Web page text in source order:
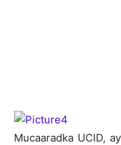
Mucaaradka UCID,